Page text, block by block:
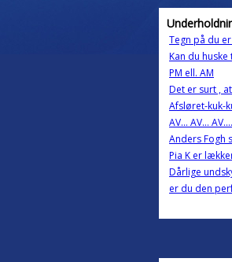
Tegn på du
Kan du huske
PM ell. AM
Det er surt ,
Afsløret-kuk-
AV... AV...
Anders Fogh
Pia K er
Dårlige
er du den